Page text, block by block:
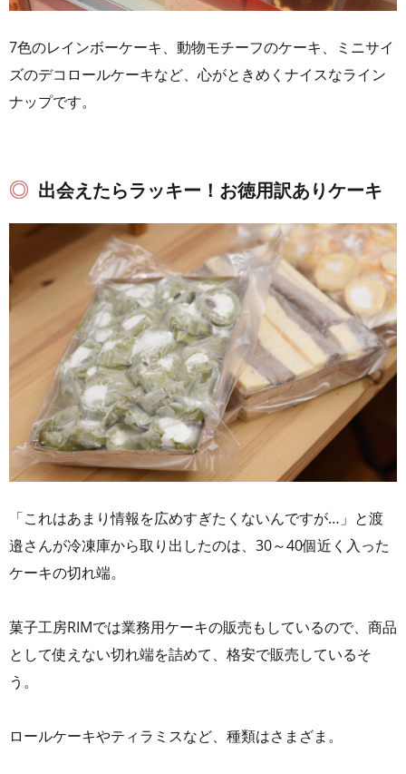
7色のレインボーケーキ、動物モチーフのケーキ、ミニサイ
ズのデコロールケーキなど、心がときめくナイスなライン
ナップです。
出会えたらラッキー！お徳用訳ありケーキ
「これはあまり情報を広めすぎたくないんですが…」と渡
邉さんが冷凍庫から取り出したのは、30～40個近く入った
ケーキの切れ端。
菓子工房RIMでは業務用ケーキの販売もしているので、商品
として使えない切れ端を詰めて、格安で販売しているそ
う。
ロールケーキやティラミスなど、種類はさまざま。